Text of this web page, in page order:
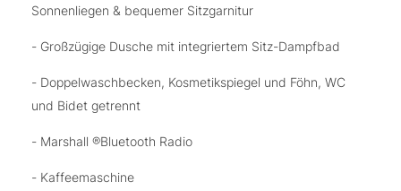
Sonnenliegen & bequemer Sitzgarnitur
- Großzügige Dusche mit integriertem Sitz-Dampfbad
- Doppelwaschbecken, Kosmetikspiegel und Föhn, WC
und Bidet getrennt
- Marshall ®Bluetooth Radio
- Kaffeemaschine